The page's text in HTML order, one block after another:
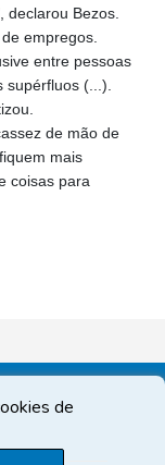
de
declarou Bezos.
empregos.
entre pessoas
supérfluos (...).
de mão de
mais
coisas para